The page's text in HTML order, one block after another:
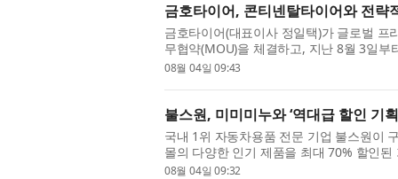
금호타이어, 콘티넨탈타이어와 전략
금호타이어(대표이사 정일택)가 글로벌
무협약(MOU)을 체결하고, 지난 8월 3일
판매를 시작했다. 이번 협약식에는 금호타
08월 04일 09:43
불스원, 미미미누와 ‘역대급 할인 기
국내 1위 자동차용품 전문 기업 불스원이
몰의 다양한 인기 제품을 최대 70% 할인
미누 세일)’를 오는 10일까지 진행한다. 이
08월 04일 09:32